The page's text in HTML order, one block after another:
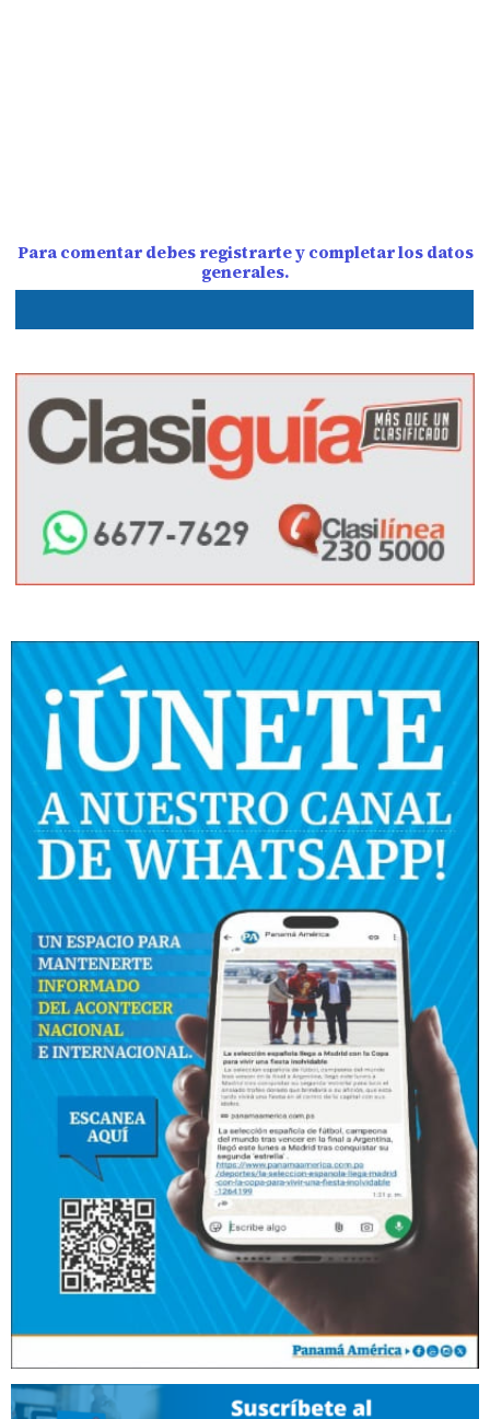
Para comentar debes registrarte y completar los datos
generales.